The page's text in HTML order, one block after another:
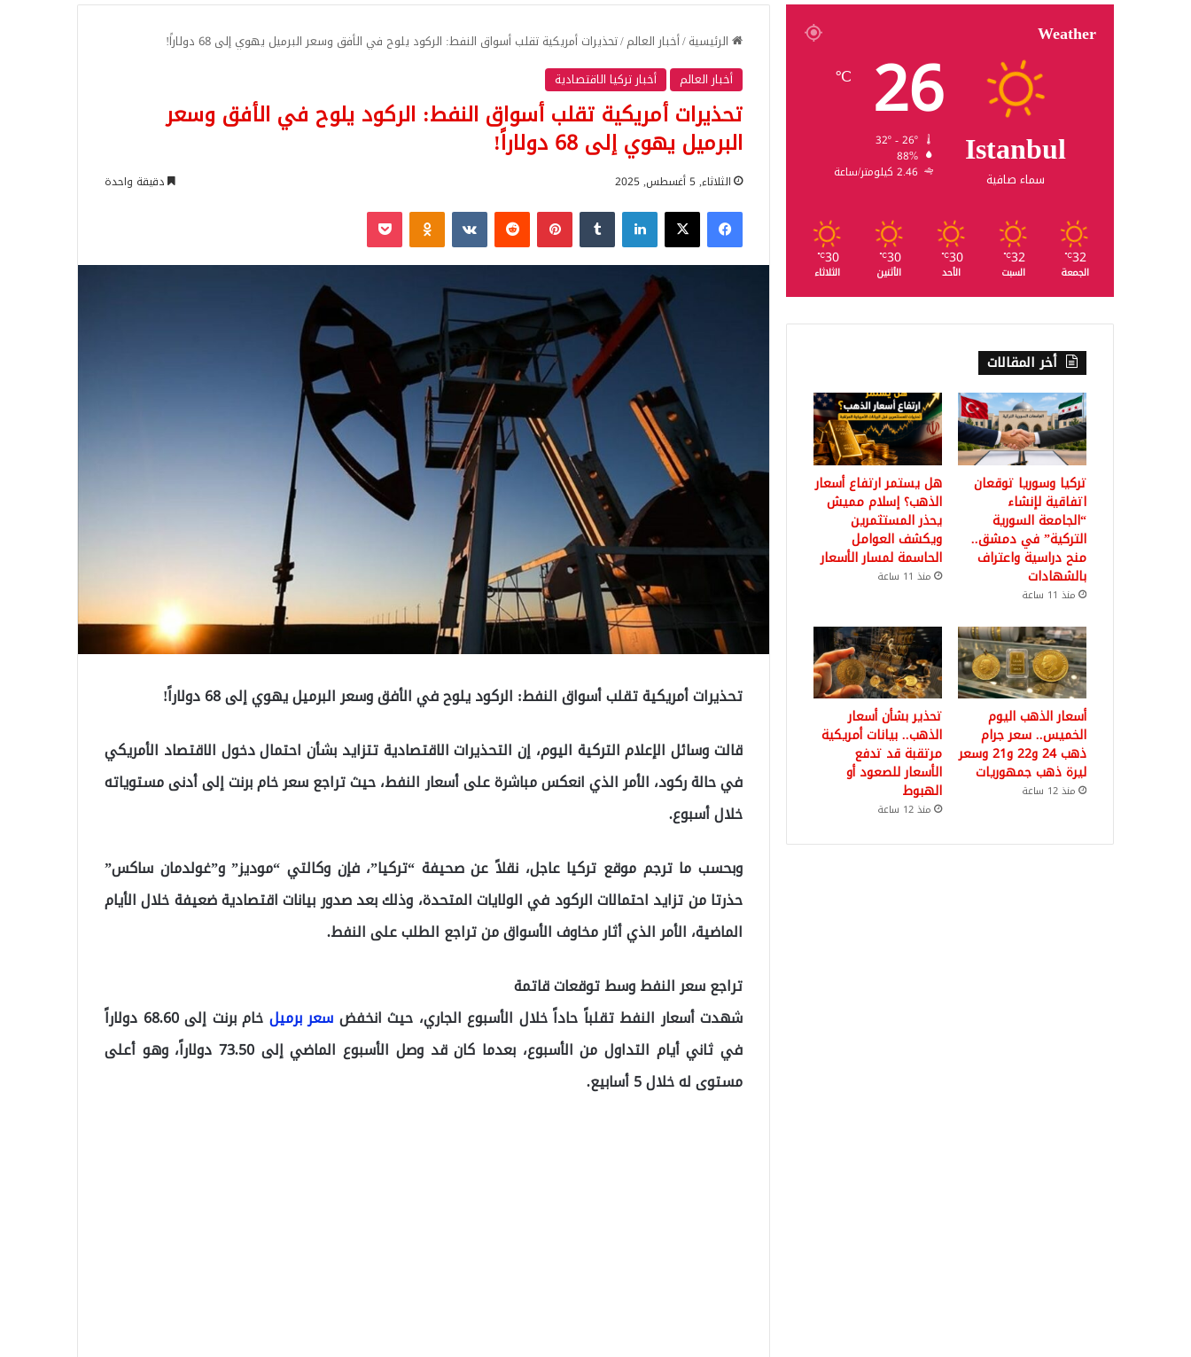
الرئيسية/أخبار العالم/تحذيرات أمريكية تقلب أسواق النفط: الركود يلوح في الأفق وسعر البرميل يهوي إلى 68 دولاراً!
أخبار العالم
أخبار تركيا الاقتصادية
تحذيرات أمريكية تقلب أسواق النفط: الركود يلوح في الأفق وسعر
البرميل يهوي إلى 68 دولاراً!
الثلاثاء, 5 أغسطس, 2025 دقيقة واحدة
فيسبوك‫X لينكدإن بينتيريست Odnoklassniki
‫Pocket
تحذيرات أمريكية تقلب أسواق النفط: الركود يلوح في الأفق وسعر البرميل يهوي إلى 68 دولاراً!
قالت وسائل الإعلام التركية اليوم، إن التحذيرات الاقتصادية تتزايد بشأن احتمال دخول الاقتصاد الأمريكي
في حالة ركود، الأمر الذي انعكس مباشرة على أسعار النفط، حيث تراجع سعر خام برنت إلى أدنى مستوياته
خلال أسبوع.
وبحسب ما ترجم موقع تركيا عاجل، نقلاً عن صحيفة “تركيا”، فإن وكالتي “موديز” و”غولدمان ساكس”
حذرتا من تزايد احتمالات الركود في الولايات المتحدة، وذلك بعد صدور بيانات اقتصادية ضعيفة خلال الأيام
الماضية، الأمر الذي أثار مخاوف الأسواق من تراجع الطلب على النفط.
تراجع سعر النفط وسط توقعات قاتمة
شهدت أسعار النفط تقلباً حاداً خلال الأسبوع الجاري، حيث انخفض سعر برميل
خام برنت إلى 68.60 دولاراً
في ثاني أيام التداول من الأسبوع، بعدما كان قد وصل الأسبوع الماضي إلى 73.50 دولاراً، وهو أعلى
مستوى له خلال 5 أسابيع.
Weather
Istanbul
سماء صافية
26
℃
88%
2.46 كيلومتر/ساعة
32
℃
الجمعة
32
℃
السبت
30
℃
الأحد
30
℃
الأثنين
30
℃
الثلاثاء
أخر المقالات
تركيا وسوريا توقعان
اتفاقية لإنشاء
“الجامعة السورية
التركية” في دمشق..
منح دراسية واعتراف
بالشهادات
منذ 11 ساعة
هل يستمر ارتفاع أسعار
الذهب؟ إسلام مميش
يحذر المستثمرين
ويكشف العوامل
الحاسمة لمسار الأسعار
منذ 11 ساعة
أسعار الذهب اليوم
الخميس.. سعر جرام
ذهب 24 و22 و21 وسعر
ليرة ذهب جمهوريات
منذ 12 ساعة
تحذير بشأن أسعار
الذهب.. بيانات أمريكية
مرتقبة قد تدفع
الأسعار للصعود أو
الهبوط
منذ 12 ساعة